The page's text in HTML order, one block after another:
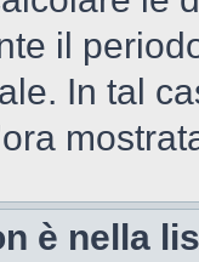
il
In tal
è nella